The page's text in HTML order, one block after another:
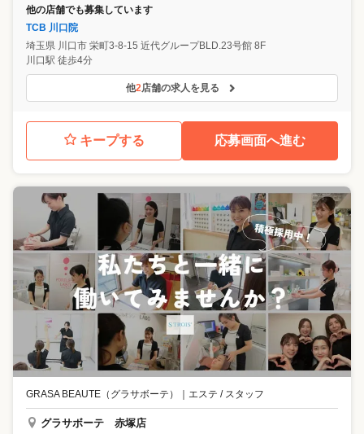
他の店舗でも募集しています
TCB 川口院
埼玉県 川口市 栄町3-8-15 近代グループBLD.23号館 8F
川口駅 徒歩4分
他2店舗の求人を見る
キープする 応募画面へ進む
GRASA BEAUTE（グラサボーテ） エステ / スタッフ
グラサボーテ 赤塚店